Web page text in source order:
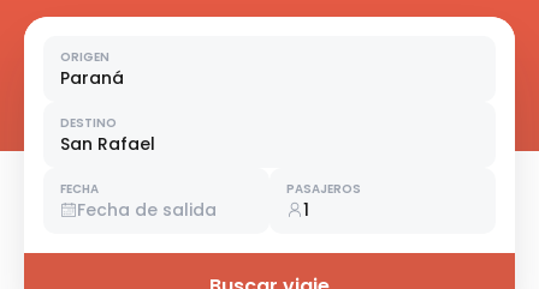
ORIGEN
Paraná
DESTINO
San Rafael
FECHA
Fecha de salida
PASAJEROS
1